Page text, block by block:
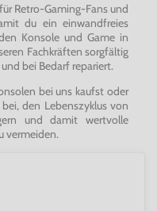
Retro-Gaming-Fans und
du ein einwandfreies
Konsole und Game in
Fachkräften sorgfältig
bei Bedarf repariert.
bei uns kaufst oder
den Lebenszyklus von
und damit wertvolle
vermeiden.